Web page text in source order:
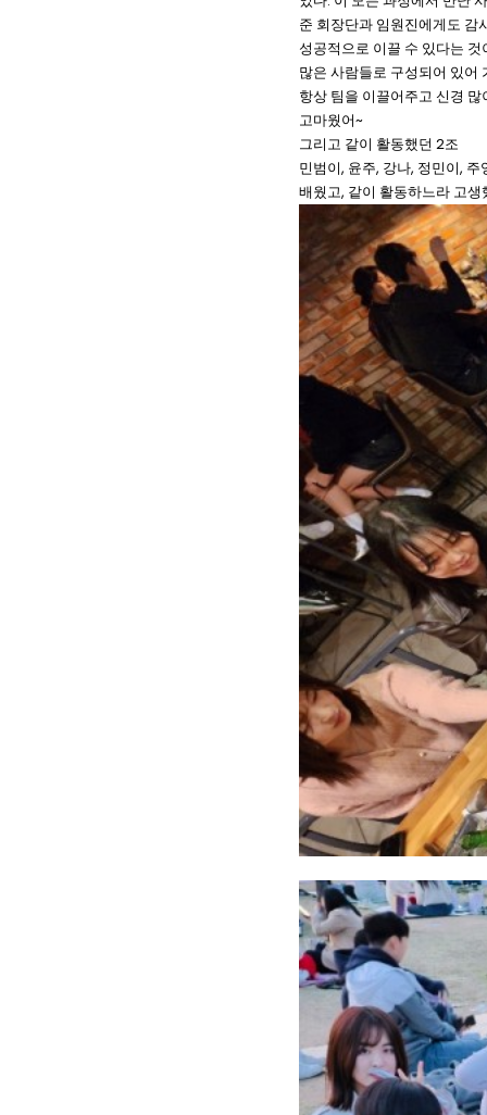
준 회장단과 임원진에게도 감
성공적으로 이끌 수 있다는
많은 사람들로 구성되어 있어
항상 팀을 이끌어주고 신경
고마웠어~
그리고 같이 활동했던 2조
민범이, 윤주, 강나, 정민이,
배웠고, 같이 활동하느라 고